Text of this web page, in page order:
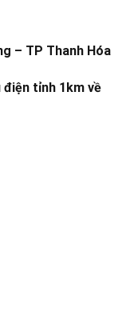
– TP Thanh Hóa
tỉnh 1km về